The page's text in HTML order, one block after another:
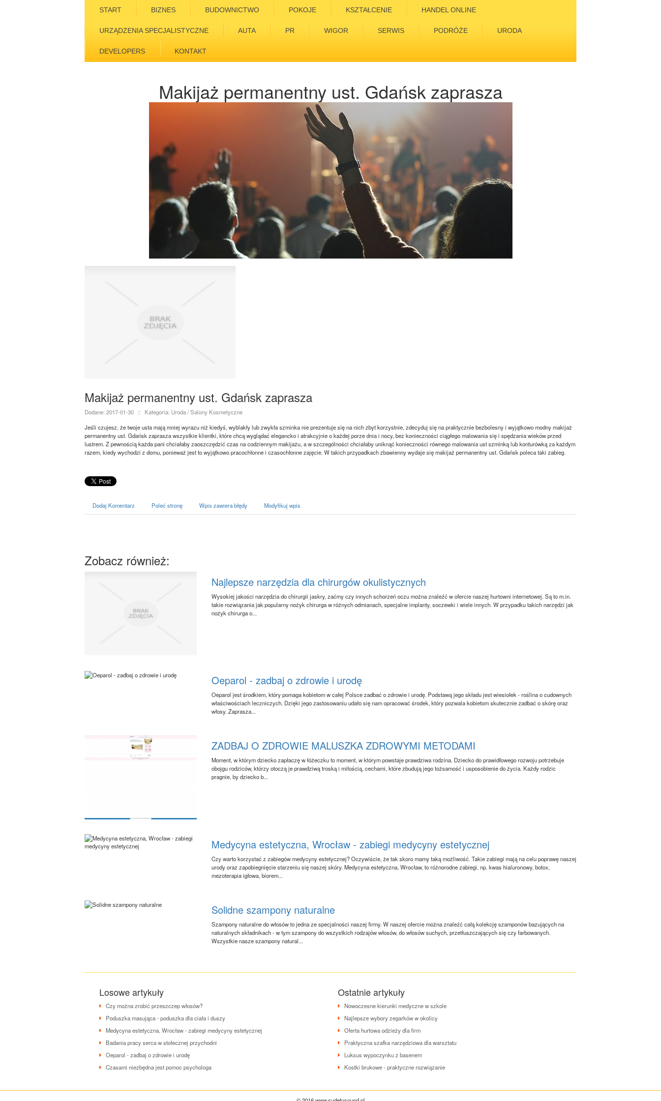
START BIZNES BUDOWNICTWO POKOJE KSZTAŁCENIE HANDEL ONLINE
URZĄDZENIA SPECJALISTYCZNE AUTA PR WIGOR SERWIS PODRÓŻE URODA
DEVELOPERS KONTAKT
Makijaż permanentny ust. Gdańsk zaprasza
Makijaż permanentny ust. Gdańsk zaprasza
Dodane: 2017-01-30 ::
Kategoria: Uroda / Salony Kosmetyczne
Jeśli czujesz, że twoje usta mają mniej wyrazu niż kiedyś, wyblakły lub zwykła szminka nie prezentuje się na nich zbyt korzystnie, zdecyduj się na praktycznie bezbolesny i wyjątkowo modny makijaż
permanentny ust. Gdańsk zaprasza wszystkie klientki, które chcą wyglądać elegancko i atrakcyjnie o każdej porze dnia i nocy, bez konieczności ciągłego malowania się i spędzania wieków przed
lustrem. Z pewnością każda pani chciałaby zaoszczędzić czas na codziennym makijażu, a w szczególności chciałaby uniknąć konieczności równego malowania ust szminką lub konturówką za każdym
razem, kiedy wychodzi z domu, ponieważ jest to wyjątkowo pracochłonne i czasochłonne zajęcie. W takich przypadkach zbawienny wydaje się makijaż permanentny ust. Gdańsk poleca taki zabieg.
Dodaj Komentarz Poleć stronę Wpis zawiera błędy Modyfikuj wpis
Zobacz również:
Najlepsze narzędzia dla chirurgów okulistycznych
Wysokiej jakości narzędzia do chirurgii jaskry, zaćmy czy innych schorzeń oczu można znaleźć w ofercie naszej hurtowni internetowej. Są to m.in.
takie rozwiązania jak popularny nożyk chirurga w różnych odmianach, specjalne implanty, soczewki i wiele innych. W przypadku takich narzędzi jak
nożyk chirurga o...
Oeparol - zadbaj o zdrowie i urodę
Oeparol jest środkiem, który pomaga kobietom w całej Polsce zadbać o zdrowie i urodę. Podstawą jego składu jest wiesiołek - roślina o cudownych
właściwościach leczniczych. Dzięki jego zastosowaniu udało się nam opracować środek, który pozwala kobietom skutecznie zadbać o skórę oraz
włosy. Zaprasza...
ZADBAJ O ZDROWIE MALUSZKA ZDROWYMI METODAMI
Moment, w którym dziecko zapłaczę w łóżeczku to moment, w którym powstaje prawdziwa rodzina. Dziecko do prawidłowego rozwoju potrzebuje
obojgu rodziców, którzy otoczą je prawdziwą troską i miłością, cechami, które zbudują jego tożsamość i usposobienie do życia. Każdy rodzic
pragnie, by dziecko b...
Medycyna estetyczna, Wrocław - zabiegi medycyny estetycznej
Czy warto korzystać z zabiegów medycyny estetycznej? Oczywiście, że tak skoro mamy taką możliwość. Takie zabiegi mają na celu poprawę naszej
urody oraz zapobiegnięcie starzeniu się naszej skóry. Medycyna estetyczna, Wrocław, to różnorodne zabiegi, np. kwas hialuronowy, botox,
mezoterapia igłowa, biorem...
Solidne szampony naturalne
Szampony naturalne do włosów to jedna ze specjalności naszej firmy. W naszej ofercie można znaleźć całą kolekcję szamponów bazujących na
naturalnych składnikach - w tym szampony do wszystkich rodzajów włosów, do włosów suchych, przetłuszczających się czy farbowanych.
Wszystkie nasze szampony natural...
Losowe artykuły
Czy można zrobić przeszczep włosów?
Poduszka masująca - poduszka dla ciała i duszy
Medycyna estetyczna, Wrocław - zabiegi medycyny estetycznej
Badania pracy serca w stołecznej przychodni
Oeparol - zadbaj o zdrowie i urodę
Czasami niezbędna jest pomoc psychologa
Ostatnie artykuły
Nowoczesne kierunki medyczne w szkole
Najlepsze wybory zegarków w okolicy
Oferta hurtowa odzieży dla firm
Praktyczna szafka narzędziowa dla warsztatu
Luksus wypoczynku z basenem
Kostki brukowe - praktyczne rozwiązanie